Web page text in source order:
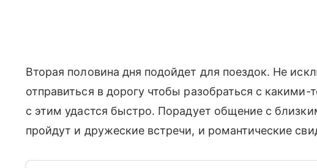
Вторая половина дня подойдет для поездок. Не
отправиться в дорогу чтобы разобраться с
с этим удастся быстро. Порадует общение с
пройдут и дружеские встречи, и романтические